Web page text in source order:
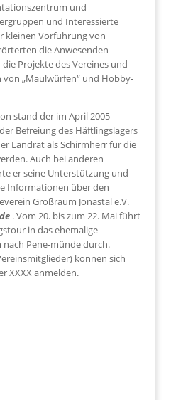
und
und Interessierte
kleinen Vorführung von
die Anwesenden
Projekte des Vereines und
„Maulwürfen“ und Hobby-
stand der im April 2005
Befreiung des Häftlingslagers
Landrat als Schirmherr für die
Auch bei anderen
er seine Unterstützung und
Informationen über den
Großraum Jonastal e.V.
. Vom 20. bis zum 22. Mai führt
in das ehemalige
Pene-münde durch.
können sich
XXXX anmelden.